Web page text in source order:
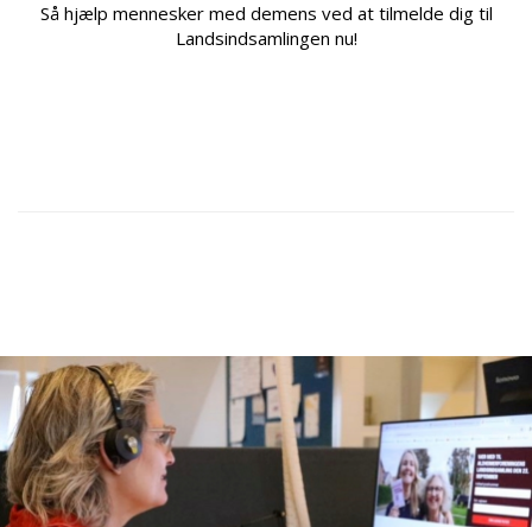
Så hjælp mennesker med demens ved at tilmelde dig til
Landsindsamlingen nu!